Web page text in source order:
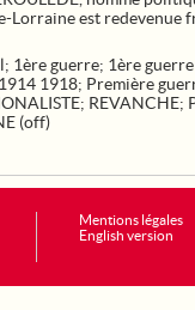
Lorraine est redevenue
; 1ère guerre; 1ère
1918; Première
; REVANCHE;
(off)
Mentions légales
English version